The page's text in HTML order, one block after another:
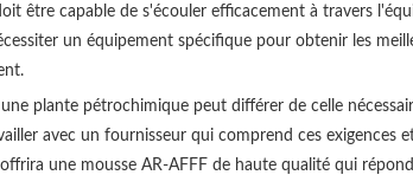
être capable de s'écouler efficacement à travers
un équipement spécifique pour obtenir les
plante pétrochimique peut différer de celle
avec un fournisseur qui comprend ces exigences
une mousse AR-AFFF de haute qualité qui